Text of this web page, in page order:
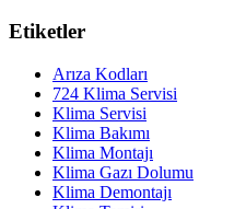
Etiketler
Arıza Kodları
724 Klima Servisi
Klima Servisi
Klima Bakımı
Klima Montajı
Klima Gazı Dolumu
Klima Demontajı